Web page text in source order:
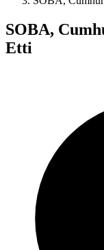
SOBA,
Etti